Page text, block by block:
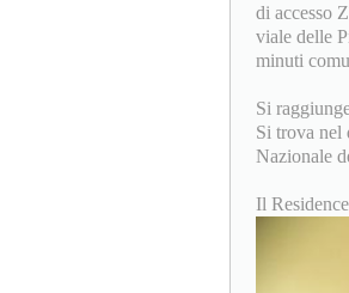
di accesso
viale delle
minuti
Si
Si trova nel
Nazionale
Il